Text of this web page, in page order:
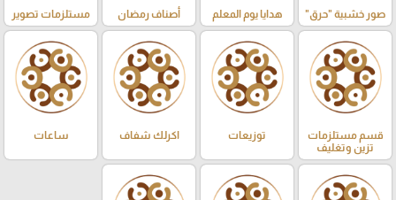
صور خشبية "حرق" هدايا يوم المعلم أصناف رمضان مستلزمات تصوير
قسم مستلزمات
تزين وتغليف
توزيعات اكرلك شفاف ساعات